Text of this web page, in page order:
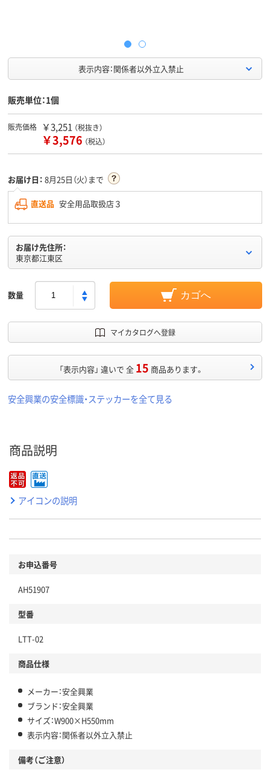
表示内容：関係者以外立入禁止
販売単位：1個
販売価格 ￥3,251 （税抜き）
￥3,576 （税込）
お届け日： 8月25日（火）まで
直送品 安全用品取扱店３
お届け先住所：
東京都江東区
数量 カゴへ
マイカタログへ登録
「表示内容」 違いで 全 15 商品あります。
安全興業の安全標識・ステッカーを全て見る
商品説明
アイコンの説明
お申込番号
AH51907
型番
LTT-02
商品仕様
メーカー：安全興業
ブランド：安全興業
サイズ：W900×H550mm
表示内容：関係者以外立入禁止
備考（ご注意）